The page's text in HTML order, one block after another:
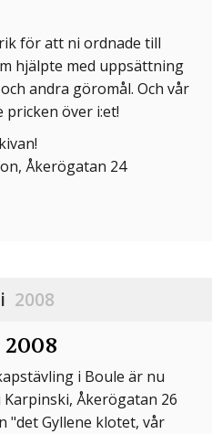
för att ni ordnade till
hjälpte med uppsättning
andra göromål. Och vår
pricken över i:et!
Åkerögatan 24
2008
i Boule är nu
Åkerögatan 26
"det Gyllene klotet, vår